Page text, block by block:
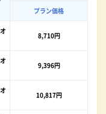
プラン価格
8,710円
9,396円
10,817円